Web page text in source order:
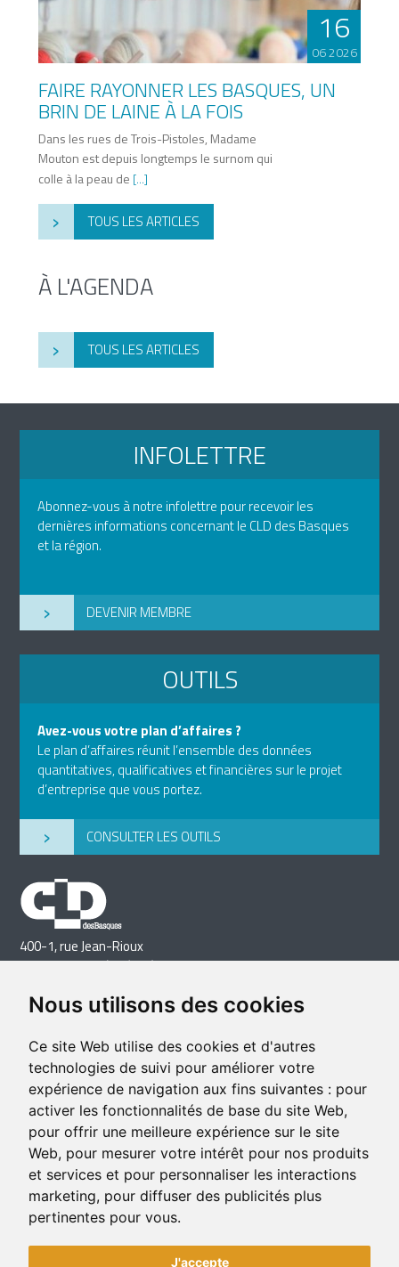
Nous utilisons des cookies
Ce site Web utilise des cookies et d'autres
technologies de suivi pour améliorer votre
expérience de navigation aux fins suivantes : pour
activer les fonctionnalités de base du site Web,
pour offrir une meilleure expérience sur le site
Web, pour mesurer votre intérêt pour nos produits
et services et pour personnaliser les interactions
marketing, pour diffuser des publicités plus
pertinentes pour vous.
J'accepte
16
06 2026
FAIRE RAYONNER LES BASQUES, UN
BRIN DE LAINE À LA FOIS
Dans les rues de Trois-Pistoles, Madame
Mouton est depuis longtemps le surnom qui
colle à la peau de [...]
› TOUS LES ARTICLES
À L'AGENDA
› TOUS LES ARTICLES
INFOLETTRE
Abonnez-vous à notre infolettre pour recevoir les
dernières informations concernant le CLD des Basques
et la région.
› DEVENIR MEMBRE
OUTILS
Avez-vous votre plan d’affaires ?
Le plan d’affaires réunit l’ensemble des données
quantitatives, qualificatives et financières sur le projet
d’entreprise que vous portez.
› CONSULTER LES OUTILS
400-1, rue Jean-Rioux
Trois-Pistoles (Québec) G0L 4K0
Télécopieur: 418 851-1237